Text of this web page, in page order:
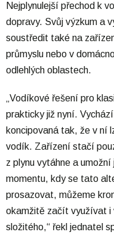
Nejplynulejší přechod k
dopravy. Svůj výzkum a
soustředit také na
průmyslu nebo v
odlehlých oblastech.
„Vodíkové řešení pro
prakticky již nyní.
koncipovaná tak, že v ní
vodík. Zařízení stačí
z plynu vytáhne a
momentu, kdy se tato
prosazovat, můžeme
okamžitě začít využívat i
složitého,“ řekl jednatel